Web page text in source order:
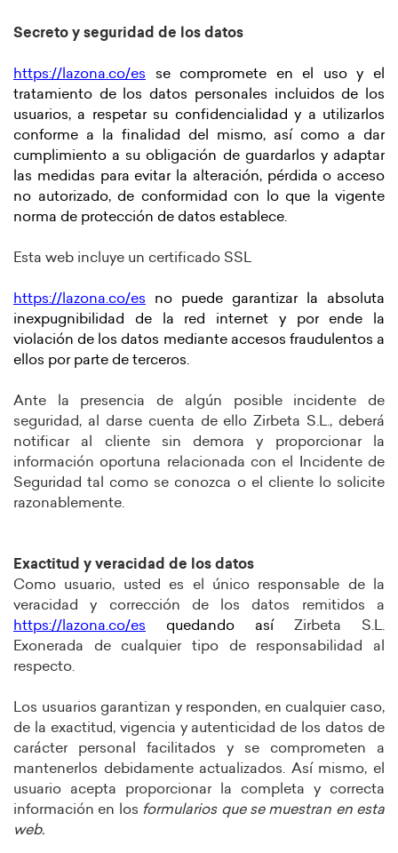
Secreto y seguridad de los datos
https://lazona.co/es se compromete en el uso y el
tratamiento de los datos personales incluidos de los
usuarios, a respetar su confidencialidad y a utilizarlos
conforme a la finalidad del mismo, así como a dar
cumplimiento a su obligación de guardarlos y adaptar
las medidas para evitar la alteración, pérdida o acceso
no autorizado, de conformidad con lo que la vigente
norma de protección de datos establece.
Esta web incluye un certificado SSL
https://lazona.co/es no puede garantizar la absoluta
inexpugnibilidad de la red internet y por ende la
violación de los datos mediante accesos fraudulentos a
ellos por parte de terceros.
Ante la presencia de algún posible incidente de
seguridad, al darse cuenta de ello Zirbeta S.L., deberá
notificar al cliente sin demora y proporcionar la
información oportuna relacionada con el Incidente de
Seguridad tal como se conozca o el cliente lo solicite
razonablemente.
Exactitud y veracidad de los datos
Como usuario, usted es el único responsable de la
veracidad y corrección de los datos remitidos a
https://lazona.co/es
quedando así Zirbeta S.L.
Exonerada de cualquier tipo de responsabilidad al
respecto.
Los usuarios garantizan y responden, en cualquier caso,
de la exactitud, vigencia y autenticidad de los datos de
carácter personal facilitados y se comprometen a
mantenerlos debidamente actualizados. Así mismo, el
usuario acepta proporcionar la completa y correcta
información en los formularios que se muestran en esta
web.